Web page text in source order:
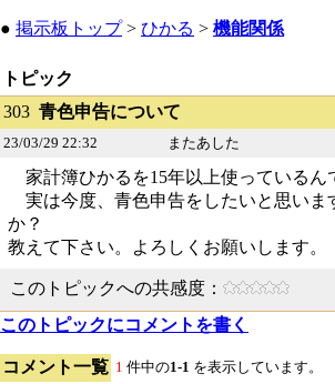
● 掲示板トップ> ひかる > 機能関係
トピック
303 青色申告について
23/03/29 22:32 またあした
家計簿ひかるを15年以上使っているん
実は今度、青色申告をしたいと思いま
か？
教えて下さい。よろしくお願いします。
このトピックへの共感度：
このトピックにコメントを書く
コメント一覧 1 件中の1-1 を表示しています。